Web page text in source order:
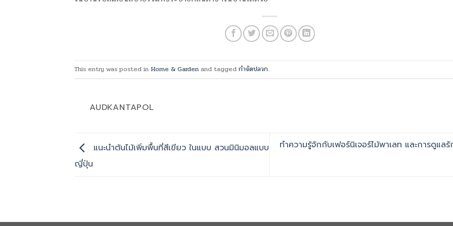
This entry was posted in Home & Garden and tagged กำจัดปลวก.
AUDKANTAPOL
แนะนำต้นไม้เพิ่มพื้นที่สีเขียว ในแบบ สวนมินิมอลแบบ
ญี่ปุ่น
ทำความรู้จักกับเฟอร์นิเจอร์ไม้พาเลท และการดูแล